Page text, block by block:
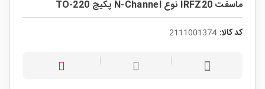
ماسفت IRFZ20 نوع N-Channel پکیج TO-220
کد کالا: 2111001374